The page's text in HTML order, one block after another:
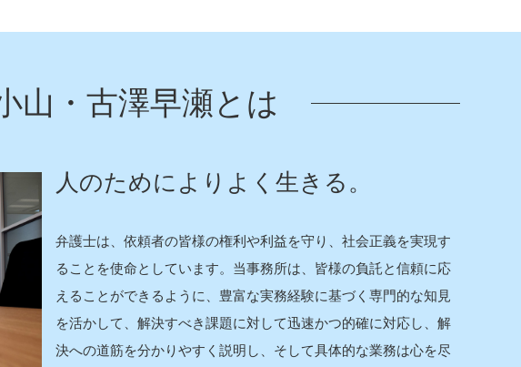
山・古澤早瀬とは
人のためによりよく生きる。
弁護士は、依頼者の皆様の権利や利益を守り、社会正義を実現す
ることを使命としています。当事務所は、皆様の負託と信頼に応
えることができるように、豊富な実務経験に基づく専門的な知見
を活かして、解決すべき課題に対して迅速かつ的確に対応し、解
決への道筋を分かりやすく説明し、そして具体的な業務は心を尽